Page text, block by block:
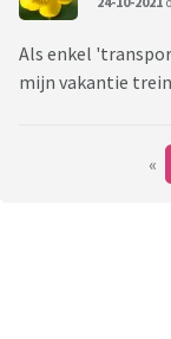
Als enkel
mijn vakantie
«